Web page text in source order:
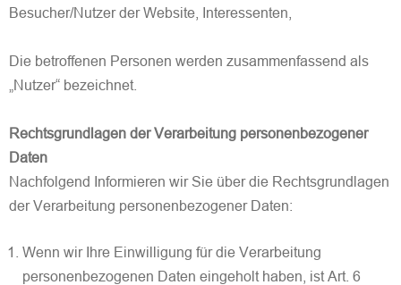
Besucher/Nutzer der Website, Interessenten,
Die betroffenen Personen werden zusammenfassend als
„Nutzer“ bezeichnet.
Rechtsgrundlagen der Verarbeitung personenbezogener
Daten
Nachfolgend Informieren wir Sie über die Rechtsgrundlagen
der Verarbeitung personenbezogener Daten:
Wenn wir Ihre Einwilligung für die Verarbeitung
personenbezogenen Daten eingeholt haben, ist Art. 6